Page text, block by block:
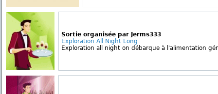
Sortie organisée par Jerms333
Exploration All Night Long
Exploration all night on débarque à l'alimentation